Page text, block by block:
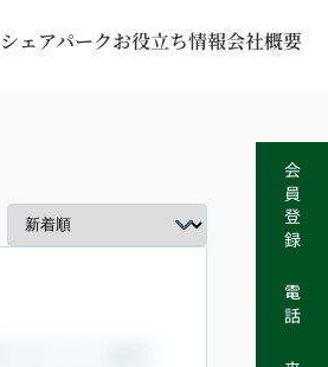
シェアパークお役立ち情報会社概要
会員登録
電話